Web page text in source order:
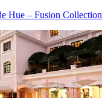
Hue – Fusion Collection